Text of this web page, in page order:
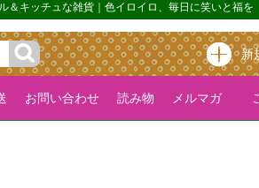
＆キッチュな雑貨｜色イロイロ、毎日に笑いと福を
新
お問い合わせ 読み物 メルマガ